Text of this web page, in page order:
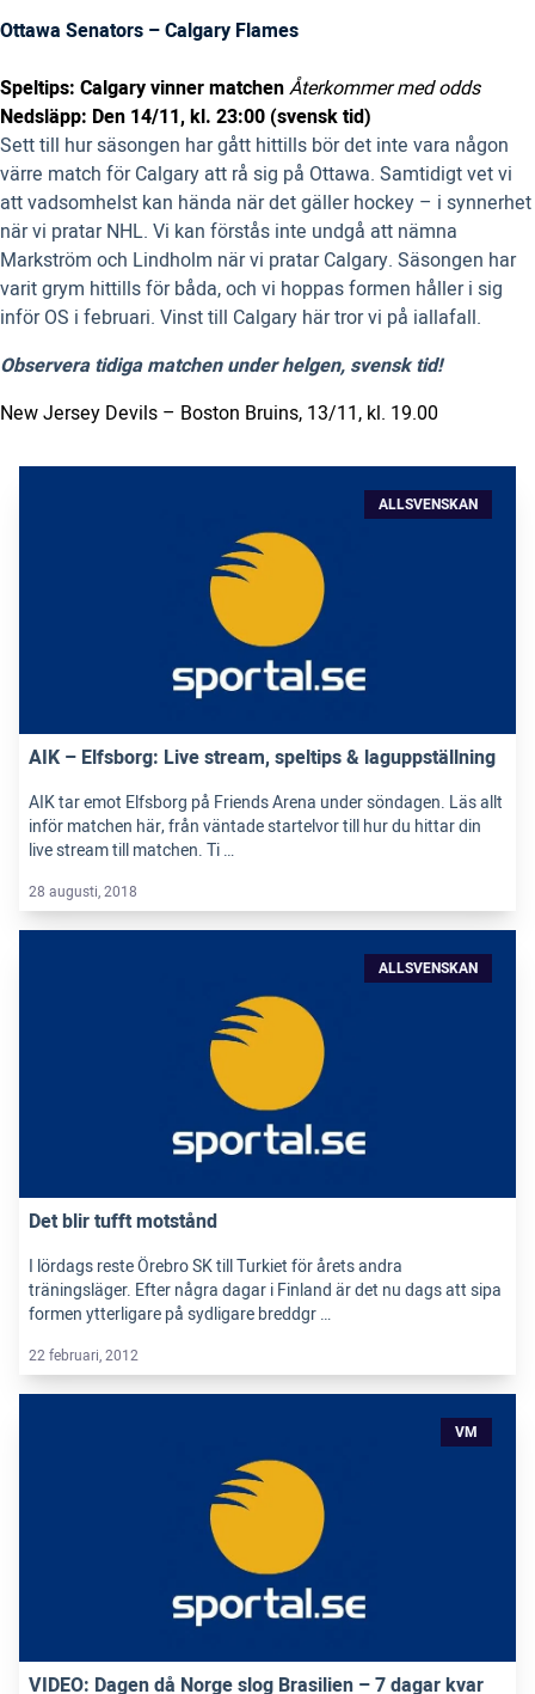
Ottawa Senators – Calgary Flames
Speltips: Calgary vinner matchenÅterkommer med odds
Nedsläpp: Den 14/11, kl. 23:00 (svensk tid)
Sett till hur säsongen har gått hittills bör det inte vara någon
värre match för Calgary att rå sig på Ottawa. Samtidigt vet vi
att vadsomhelst kan hända när det gäller hockey – i synnerhet
när vi pratar NHL. Vi kan förstås inte undgå att nämna
Markström och Lindholm när vi pratar Calgary. Säsongen har
varit grym hittills för båda, och vi hoppas formen håller i sig
inför OS i februari. Vinst till Calgary här tror vi på iallafall.
Observera tidiga matchen under helgen, svensk tid!
New Jersey Devils – Boston Bruins, 13/11, kl. 19.00
ALLSVENSKAN
AIK – Elfsborg: Live stream, speltips & laguppställning
AIK tar emot Elfsborg på Friends Arena under söndagen. Läs allt
inför matchen här, från väntade startelvor till hur du hittar din
live stream till matchen. Ti …
28 augusti, 2018
ALLSVENSKAN
Det blir tufft motstånd
I lördags reste Örebro SK till Turkiet för årets andra
träningsläger. Efter några dagar i Finland är det nu dags att sipa
formen ytterligare på sydligare breddgr …
22 februari, 2012
VM
VIDEO: Dagen då Norge slog Brasilien – 7 dagar kvar